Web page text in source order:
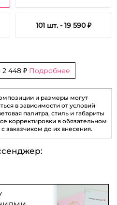
101 шт. -19 590 ₽
2 448 ₽ Подробнее
и размеры могут
в зависимости от условий
палитра, стиль и габариты
корректировки в обязательном
заказчиком до их внесения.